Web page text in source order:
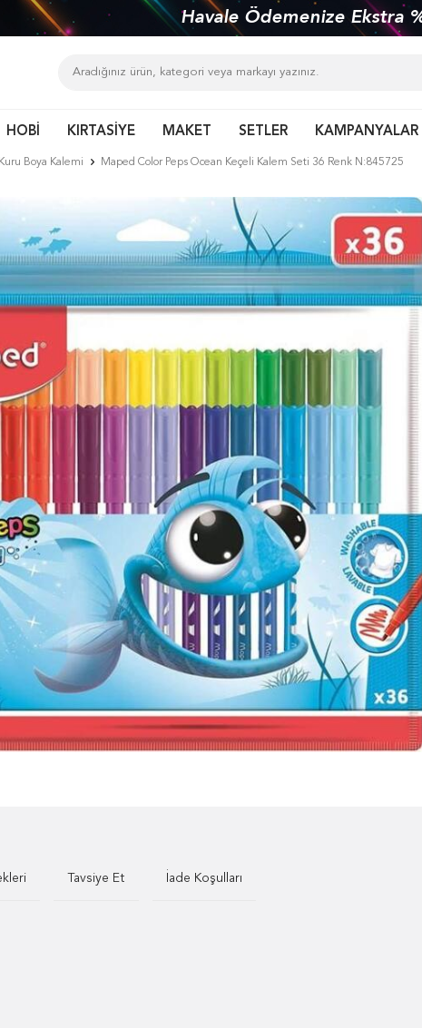
Havale Ödemenize Ekstra
HOBİ KIRTASİYE MAKET SETLER KAMPANYALAR
Kuru Boya Kalemi Maped Color Peps Ocean Keçeli Kalem Seti 36 Renk N:845725
Tavsiye Et İade Koşulları